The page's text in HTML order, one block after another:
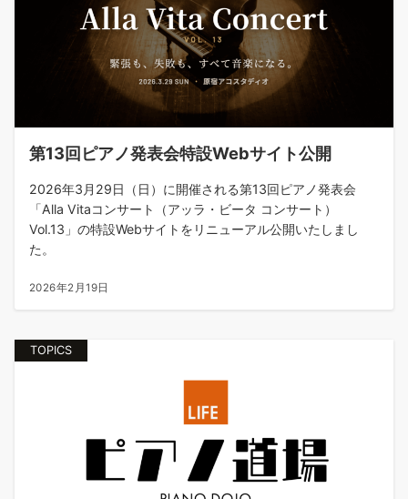
第13回ピアノ発表会特設Webサイト公開
2026年3月29日（日）に開催される第13回ピアノ発表会
「Alla Vitaコンサート（アッラ・ビータ コンサート）
Vol.13」の特設Webサイトをリニューアル公開いたしまし
た。
2026年2月19日
TOPICS